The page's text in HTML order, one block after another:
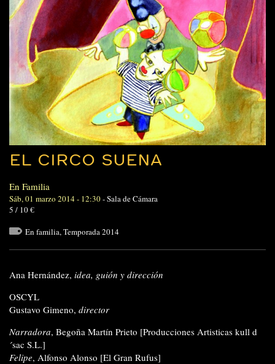
EL CIRCO SUENA
En Familia
Sáb, 01 marzo 2014 - 12:30-Sala de Cámara
5 / 10 €
En familia,Temporada 2014
Ana Hernández, idea, guión y dirección
OSCYL
Gustavo Gimeno, director
Narradora, Begoña Martín Prieto [Producciones Artisticas kull d
´sac S.L.]
Felipe, Alfonso Alonso [El Gran Rufus]